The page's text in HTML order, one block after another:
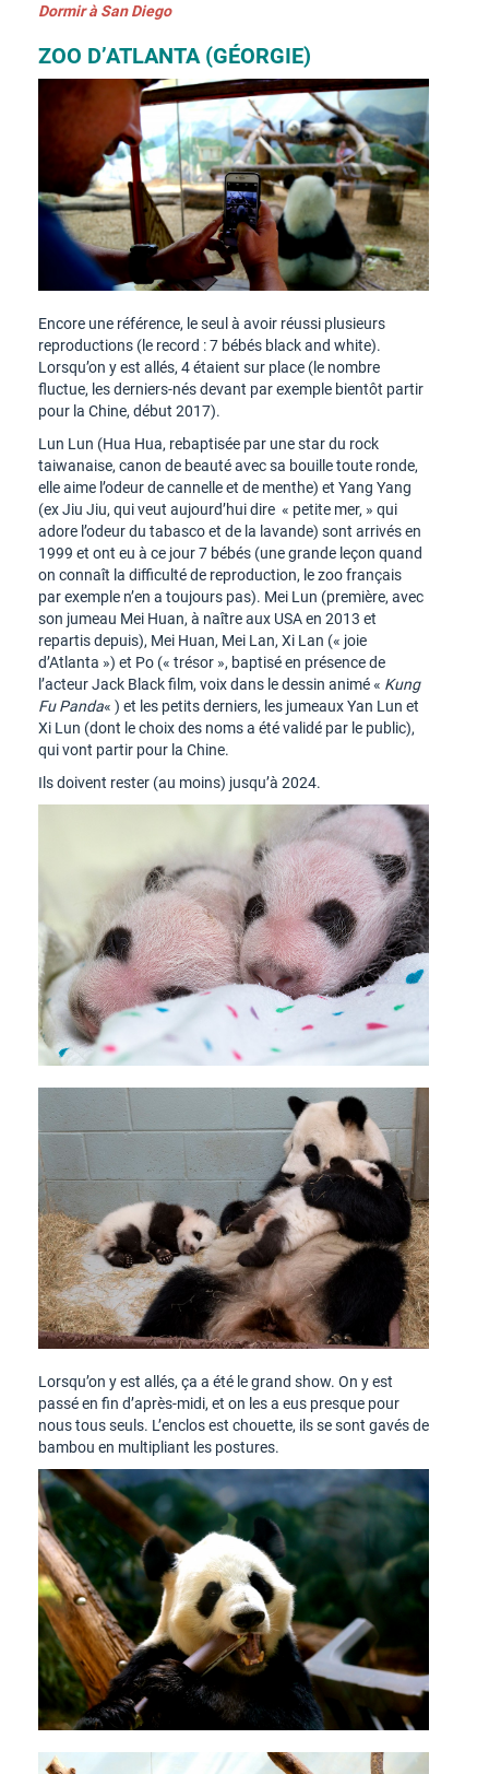
Dormir à San Diego
ZOO D’ATLANTA (GÉORGIE)
Encore une référence, le seul à avoir réussi plusieurs
reproductions (le record : 7 bébés black and white).
Lorsqu’on y est allés, 4 étaient sur place (le nombre
fluctue, les derniers-nés devant par exemple bientôt partir
pour la Chine, début 2017).
Lun Lun (Hua Hua, rebaptisée par une star du rock
taiwanaise, canon de beauté avec sa bouille toute ronde,
elle aime l’odeur de cannelle et de menthe) et Yang Yang
(ex Jiu Jiu, qui veut aujourd’hui dire « petite mer, » qui
adore l’odeur du tabasco et de la lavande) sont arrivés en
1999 et ont eu à ce jour 7 bébés (une grande leçon quand
on connaît la difficulté de reproduction, le zoo français
par exemple n’en a toujours pas). Mei Lun (première, avec
son jumeau Mei Huan, à naître aux USA en 2013 et
repartis depuis), Mei Huan, Mei Lan, Xi Lan (« joie
d’Atlanta ») et Po (« trésor », baptisé en présence de
l’acteur Jack Black film, voix dans le dessin animé « Kung
Fu Panda« ) et les petits derniers, les jumeaux Yan Lun et
Xi Lun (dont le choix des noms a été validé par le public),
qui vont partir pour la Chine.
Ils doivent rester (au moins) jusqu’à 2024.
Lorsqu’on y est allés, ça a été le grand show. On y est
passé en fin d’après-midi, et on les a eus presque pour
nous tous seuls. L’enclos est chouette, ils se sont gavés de
bambou en multipliant les postures.